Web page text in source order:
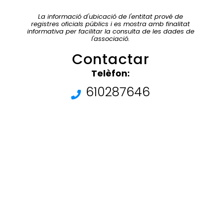
La informació d'ubicació de l'entitat prové de
registres oficials públics i es mostra amb finalitat
informativa per facilitar la consulta de les dades de
l'associació.
Contactar
Telèfon:
610287646